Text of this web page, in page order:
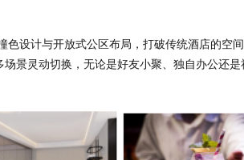
计与开放式公区布局，打破传统酒店的空间
景灵动切换，无论是好友小聚、独自办公还